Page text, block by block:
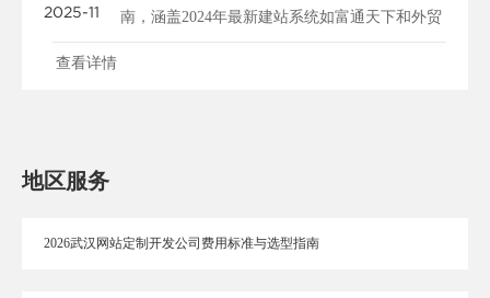
2025-11
南，涵盖2024年最新建站系统如富通天下和外贸
快车，分析佛山......
查看详情
地区服务
2026武汉网站定制开发公司费用标准与选型指南